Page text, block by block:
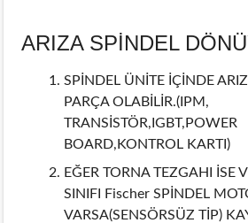
ARIZA SPİNDEL
SPİNDEL ÜNİTE İÇİNDE
PARÇA OLABİLİR.(IPM,
TRANSİSTÖR,IGBT,POWER
BOARD,KONTROL KARTI)
EĞER TORNA TEZGAHI İSE
SINIFI Fischer SPİNDEL
VARSA(SENSÖRSÜZ TİP)